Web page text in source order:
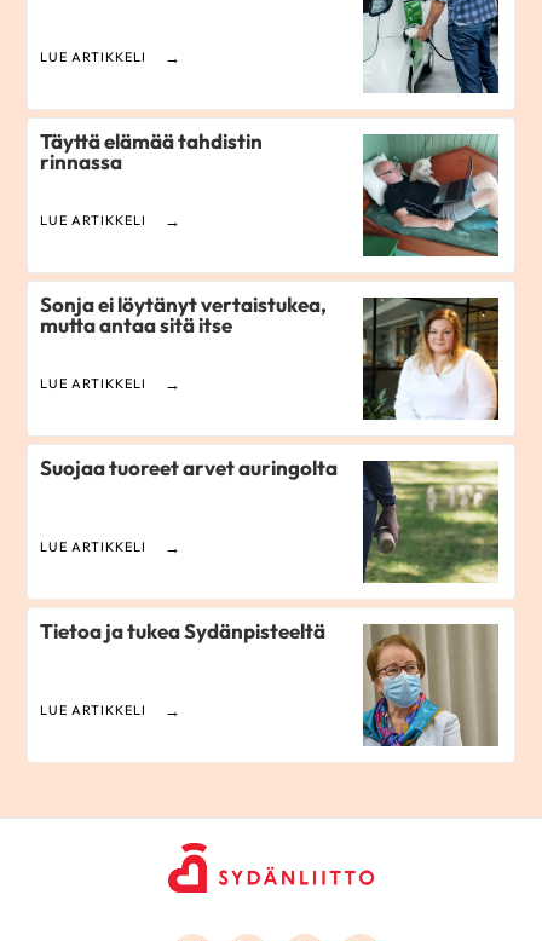
LUE ARTIKKELI
Täyttä elämää tahdistin
rinnassa
LUE ARTIKKELI
Sonja ei löytänyt vertaistukea,
mutta antaa sitä itse
LUE ARTIKKELI
Suojaa tuoreet arvet auringolta
LUE ARTIKKELI
Tietoa ja tukea Sydänpisteeltä
LUE ARTIKKELI